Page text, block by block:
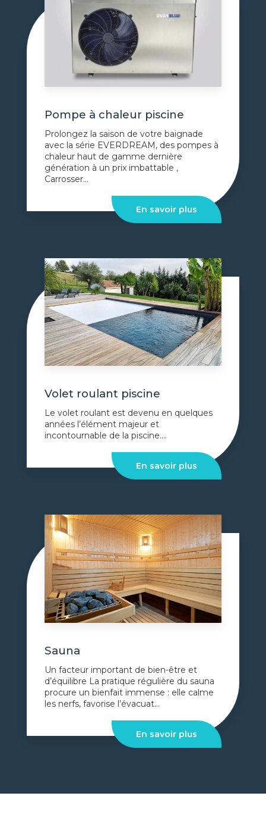
Pompe à chaleur piscine
Prolongez la saison de votre baignade
avec la série EVERDREAM, des pompes à
chaleur haut de gamme dernière
génération à un prix imbattable ,
Carrosser...
En savoir plus
Volet roulant piscine
Le volet roulant est devenu en quelques
années l’élément majeur et
incontournable de la piscine....
En savoir plus
Sauna
Un facteur important de bien-être et
d’équilibre La pratique régulière du sauna
procure un bienfait immense : elle calme
les nerfs, favorise l’évacuat...
En savoir plus